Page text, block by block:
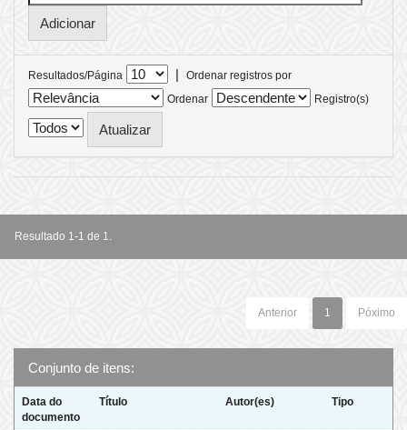
Resultados/Página |
Ordenar registros por
Ordenar
Registro(s)
Resultado 1-1 de 1.
Anterior 1 Póximo
Conjunto de itens:
Data do
documento
Título Autor(es) Tipo